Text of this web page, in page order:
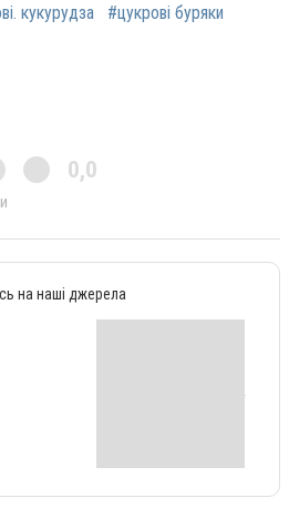
кукурудза
#цукрові буряки
0,0
на наші джерела